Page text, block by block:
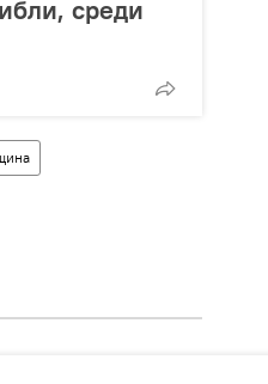
среди